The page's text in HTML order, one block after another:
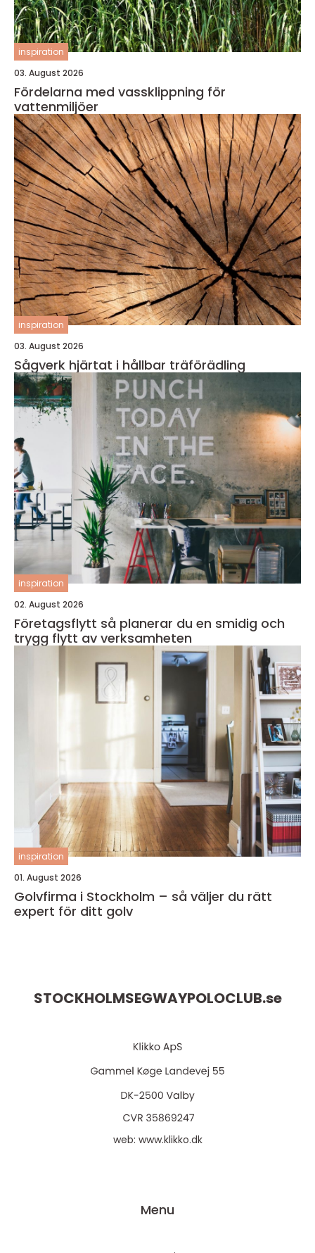
inspiration
03. August 2026
Fördelarna med vassklippning för
vattenmiljöer
inspiration
03. August 2026
Sågverk hjärtat i hållbar träförädling
inspiration
02. August 2026
Företagsflytt så planerar du en smidig och
trygg flytt av verksamheten
inspiration
01. August 2026
Golvfirma i Stockholm – så väljer du rätt
expert för ditt golv
STOCKHOLMSEGWAYPOLOCLUB.se
web: www.klikko.dk
Menu